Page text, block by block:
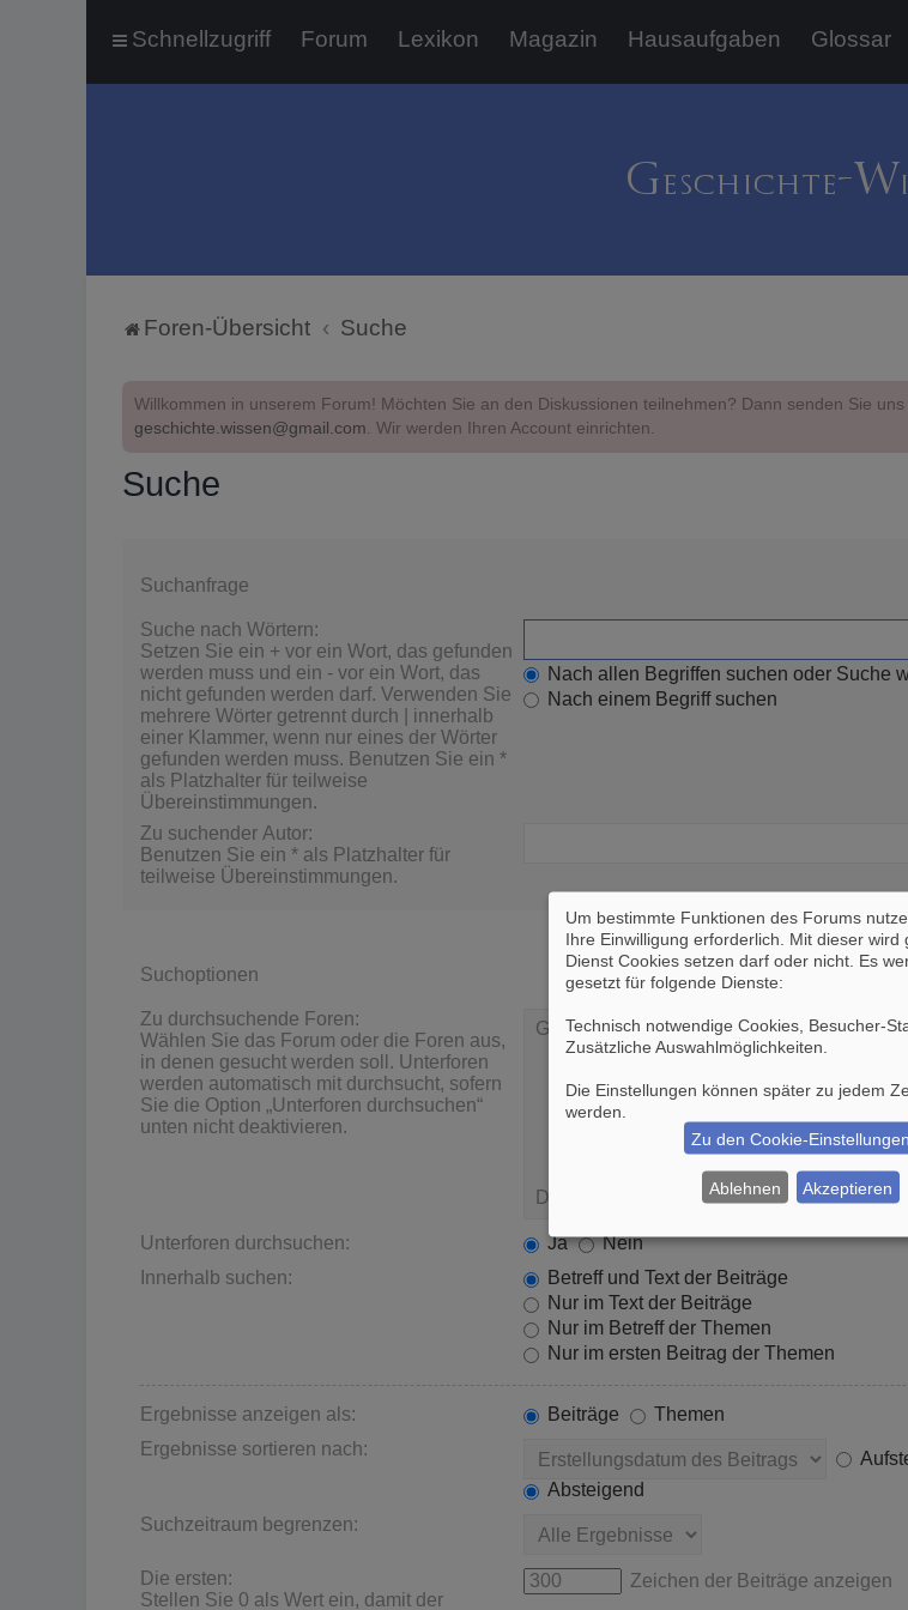
Schnellzugriff Forum Lexikon Magazin Hausaufgaben Glossar
Foren-Übersicht Suche
Willkommen in unserem Forum! Möchten Sie an den Diskussionen teilnehmen? Dann senden Sie
geschichte.wissen@gmail.com. Wir werden Ihren Account einrichten.
Suche
Suchanfrage
Suche nach Wörtern:
Setzen Sie ein + vor ein Wort, das gefunden
werden muss und ein - vor ein Wort, das
nicht gefunden werden darf. Verwenden Sie
mehrere Wörter getrennt durch
innerhalb
einer Klammer, wenn nur eines der Wörter
gefunden werden muss. Benutzen Sie ein *
als Platzhalter für teilweise
Übereinstimmungen.
Nach allen Begriffen suchen oder Suche
Nach einem Begriff suchen
Zu suchender Autor:
Benutzen Sie ein * als Platzhalter für
teilweise Übereinstimmungen.
Suchoptionen
Zu durchsuchende Foren:
Wählen Sie das Forum oder die Foren aus,
in denen gesucht werden soll. Unterforen
werden automatisch mit durchsucht, sofern
Sie die Option „Unterforen durchsuchen“
unten nicht deaktivieren.
Unterforen durchsuchen: Ja
Nein
Innerhalb suchen:
Betreff und Text der Beiträge
Nur im Text der Beiträge
Nur im Betreff der Themen
Nur im ersten Beitrag der Themen
Ergebnisse anzeigen als: Beiträge
Themen
Ergebnisse sortieren nach:
Absteigend
Suchzeitraum begrenzen:
Die ersten:
Stellen Sie 0 als Wert ein, damit der
Zeichen der Beiträge anzeigen
Um bestimmte Funktionen des Forums
Ihre Einwilligung erforderlich. Mit dieser wird
Dienst Cookies setzen darf oder nicht. Es
gesetzt für folgende Dienste:
Technisch notwendige Cookies, Besucher-
Zusätzliche Auswahlmöglichkeiten
Die Einstellungen können später zu jedem
werden.
Zu den Cookie-Einstellungen
Ablehnen Akzeptieren